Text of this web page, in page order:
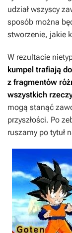
udział wszyscy
sposób można
stworzenie, jakie
W rezultacie
kumpel trafiają
z fragmentów
wszystkich
mogą stanąć
przyszłości. Po
ruszamy po tytuł